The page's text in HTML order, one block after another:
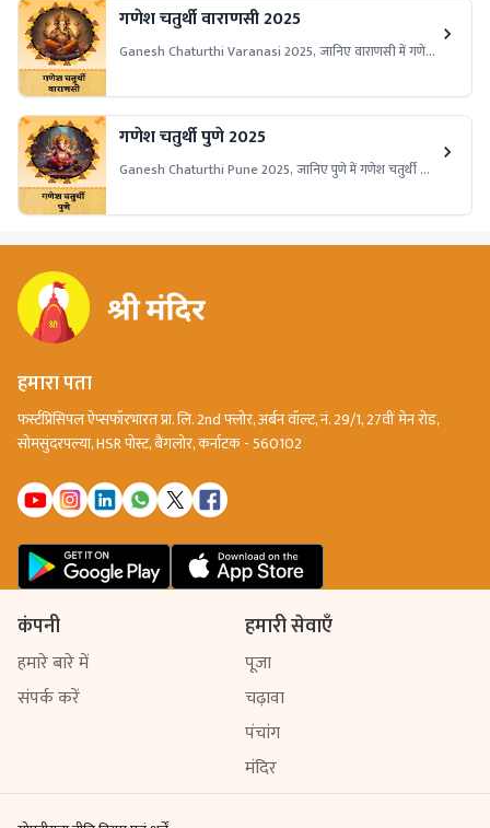
गणेश चतुर्थी वाराणसी 2025
Ganesh Chaturthi Varanasi 2025, जानिए वाराणसी में गणेश
विसर्जन स्थल और धार्मिक महत्व।
गणेश चतुर्थी पुणे 2025
Ganesh Chaturthi Pune 2025, जानिए पुणे में गणेश चतुर्थी की
प्रमुख पंडाल, भव्य झांकियाँ और सांस्कृतिक उत्सव का महत्व।
हमारा पता
फर्स्टप्रिंसिपल ऐप्सफॉरभारत प्रा. लि. 2nd फ्लोर, अर्बन वॉल्ट, नं. 29/1, 27वीं मेन रोड,
सोमसुंदरपल्या, HSR पोस्ट, बैंगलोर, कर्नाटक - 560102
कंपनी
हमारे बारे में
संपर्क करें
हमारी सेवाएँ
पूजा
चढ़ावा
पंचांग
मंदिर